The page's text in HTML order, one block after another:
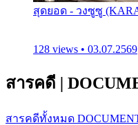
สุดยอด - วงซูซู
128 views • 03.07.2569
สารคดี |
สารคดีทั้งหมด